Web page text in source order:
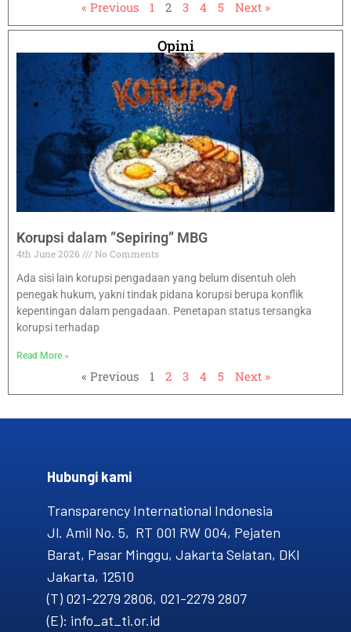
« Previous 1 2 3 4 5 Next »
Opini
Korupsi dalam ”Sepiring” MBG
4th June 2026
No Comments
Ada sisi lain korupsi pengadaan yang belum disentuh oleh
penegak hukum, yakni tindak pidana korupsi berupa konflik
kepentingan dalam pengadaan. Penetapan status tersangka
korupsi terhadap
Read More »
« Previous 1 2 3 4 5 Next »
Hubungi kami​
Transparency International Indonesia
Jl. Amil No. 5, RT 001 RW 004, Pejaten
Barat, Pasar Minggu, Jakarta Selatan, DKI
Jakarta, 12510
(T) 021-2279 2806, 021-2279 2807
(E): info_at_ti.or.id